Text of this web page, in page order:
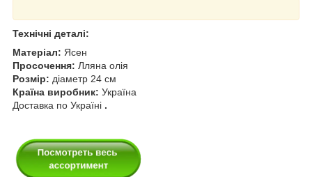
Технічні деталі:
Матеріал: Ясен
Просочення: Лляна олія
Розмір: діаметр 24 см
Країна виробник: Україна
Доставка по Україні .